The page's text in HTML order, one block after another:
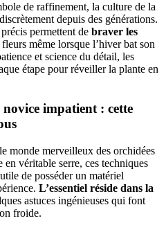
de raffinement, la culture de la
depuis des générations.
permettent de braver les
même lorsque l’hiver bat son
et science du détail, les
étape pour réveiller la plante en
impatient : cette
monde merveilleux des orchidées
véritable serre, ces techniques
de posséder un matériel
L’essentiel réside dans la
astuces ingénieuses qui font
froide.